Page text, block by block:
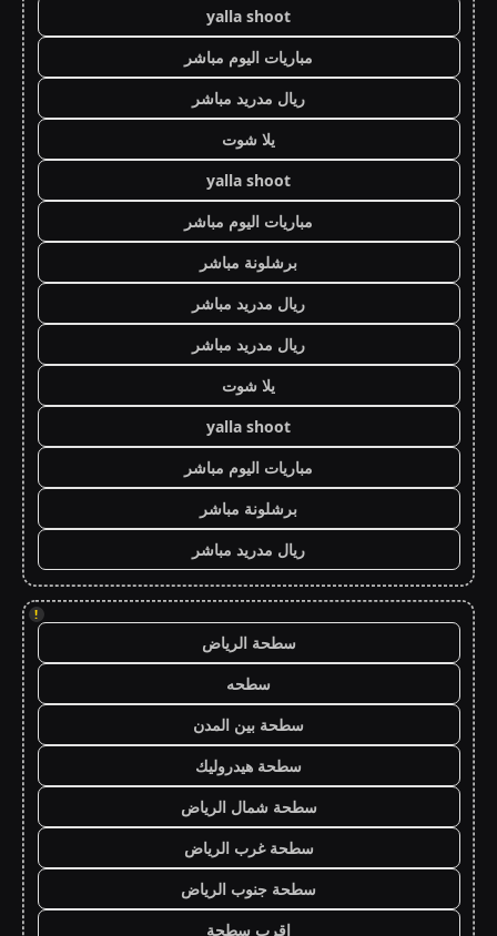
yalla shoot
مباريات اليوم مباشر
ريال مدريد مباشر
يلا شوت
yalla shoot
مباريات اليوم مباشر
برشلونة مباشر
ريال مدريد مباشر
ريال مدريد مباشر
يلا شوت
yalla shoot
مباريات اليوم مباشر
برشلونة مباشر
ريال مدريد مباشر
!
سطحة الرياض
سطحه
سطحة بين المدن
سطحة هيدروليك
سطحة شمال الرياض
سطحة غرب الرياض
سطحة جنوب الرياض
اقرب سطحة